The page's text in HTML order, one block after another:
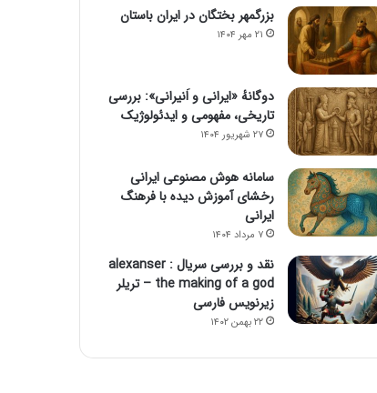
بزرگمهر بختگان در ایران باستان
۲۱ مهر ۱۴۰۴
دوگانهٔ «ایرانی و اَنیرانی»: بررسی
تاریخی، مفهومی و ایدئولوژیک
۲۷ شهریور ۱۴۰۴
سامانه هوش مصنوعی ایرانی
رخشای آموزش دیده با فرهنگ
ایرانی
۷ مرداد ۱۴۰۴
نقد و بررسی سریال alexanser :
the making of a god – تریلر
زیرنویس فارسی
۲۲ بهمن ۱۴۰۲